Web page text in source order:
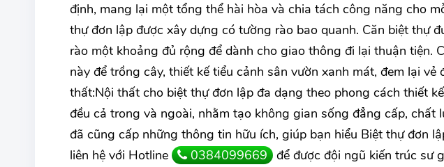
định, mang lại một tổng thể hài hòa và chia tách công năng cho
thự đơn lập được xây dựng có tường rào bao quanh. Căn biệt thự
rào một khoảng đủ rộng để dành cho giao thông đi lại thuận tiện.
này để trồng cây, thiết kế tiểu cảnh sân vườn xanh mát, đem lại
thất:Nội thất cho biệt thự đơn lập đa dạng theo phong cách thiết
đều cả trong và ngoài, nhằm tạo không gian sống đẳng cấp, chất
đã cũng cấp những thông tin hữu ích, giúp bạn hiểu Biệt thự đơn
liên hệ với Hotline
0384099669 để được đội ngũ kiến trúc sư